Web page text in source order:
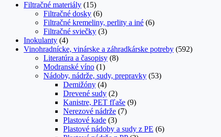
Filtračné materiály (15)
Filtračné dosky (6)
Filtračné kremeliny, perlity a iné (6)
Filtračné sviečky (3)
Inokulanty (4)
Vinohradnícke, vinárske a záhradkárske potreby (592)
Literatúra a časopisy (8)
Modranské víno (1)
Nádoby, nádrže, sudy, prepravky (53)
Demižóny (4)
Drevené sudy (2)
Kanistre, PET fľaše (9)
Nerezové nádrže (7)
Plastové kade (3)
Plastové nádoby a sudy z PE (6)